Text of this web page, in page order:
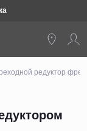
редуктор